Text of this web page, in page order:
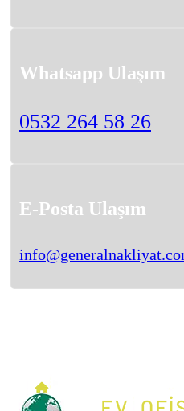
Whatsapp Ulaşım
0532 264 58 26
E-Posta Ulaşım